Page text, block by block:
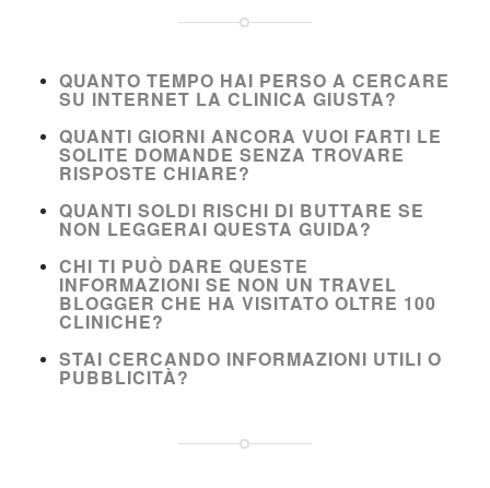
QUANTO TEMPO HAI PERSO A CERCARE
SU INTERNET LA CLINICA GIUSTA?
QUANTI GIORNI ANCORA VUOI FARTI LE
SOLITE DOMANDE SENZA TROVARE
RISPOSTE CHIARE?
QUANTI SOLDI RISCHI DI BUTTARE SE
NON LEGGERAI QUESTA GUIDA?
CHI TI PUÒ DARE QUESTE
INFORMAZIONI SE NON UN TRAVEL
BLOGGER CHE HA VISITATO OLTRE 100
CLINICHE?
STAI CERCANDO INFORMAZIONI UTILI O
PUBBLICITÀ?